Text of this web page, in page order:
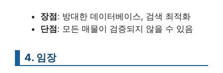
장점 : 방대한 데이터베이스, 검색 최적화
단점 : 모든 매물이 검증되지 않을 수 있음
4. 임장